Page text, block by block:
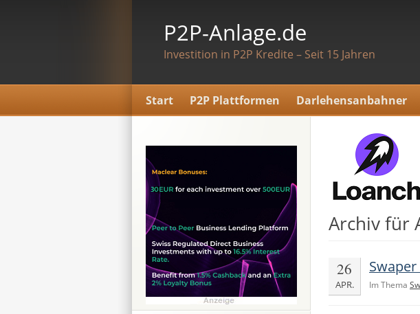
P2P-Anlage.de
Investition in P2P Kredite – Seit 15 Jahren
Start P2P Plattformen Darlehensanbahner
Archiv für
26
APR. Im Thema